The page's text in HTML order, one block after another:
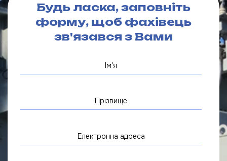
Будь ласка, заповніть
форму, щоб фахівець
зв'язався з Вами